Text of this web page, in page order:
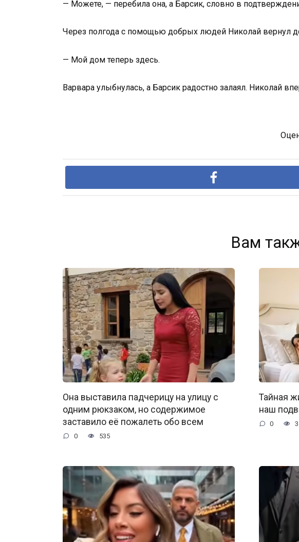
— Можете, — перебила она, а Барсик, словно в
Через полгода с помощью добрых людей Николай вернул
— Мой дом теперь здесь.
Варвара улыбнулась, а Барсик радостно залаял. Николай
Вам
Она выставила падчерицу на улицу с
одним рюкзаком, но содержимое
заставило её пожалеть обо всем
0 535
Тайная
наш
0